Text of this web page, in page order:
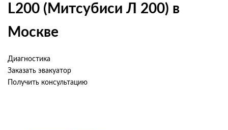
L200 (Митсубиси Л 200) в
Москве
Диагностика
Заказать эвакуатор
Получить консультацию